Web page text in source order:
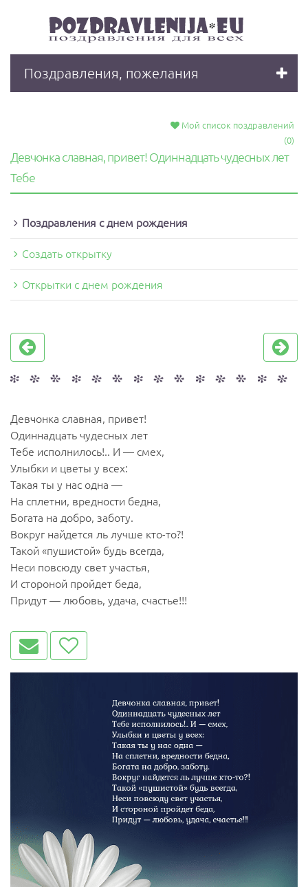
Поздравления, пожелания
Мой список поздравлений
(0)
Девчонка славная, привет! Одиннадцать чудесных лет
Тебе
Поздравления с днeм рождения
Создать открытку
Открытки с днем рождения
Девчонка славная, привет!
Одиннадцать чудесных лет
Тебе исполнилось!.. И — смех,
Улыбки и цветы у всех:
Такая ты у нас одна —
На сплетни, вредности бедна,
Богата на добро, заботу.
Вокруг найдется ль лучше кто-то?!
Такой «пушистой» будь всегда,
Неси повсюду свет участья,
И стороной пройдет беда,
Придут — любовь, удача, счастье!!!